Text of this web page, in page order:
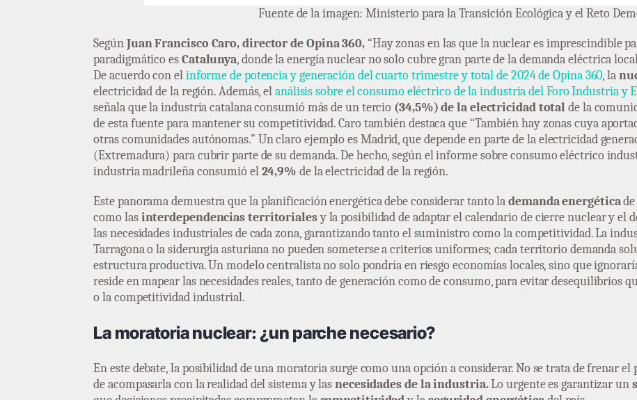
Fuente de la imagen: Ministerio para la Transición Ecológica y el Reto
SegúnJuan Francisco Caro, director de Opina 360, “Hay zonas en las que la nuclear es imprescindible
paradigmático esCatalunya, donde la energía nuclear no solo cubre gran parte de la demanda eléctrica
De acuerdo con elinforme de potencia y generación del cuarto trimestre y total de 2024 de Opina 360, la
electricidad de la región. Además, elanálisis sobre el consumo eléctrico de la industria del Foro Industria y
señala que la industria catalana consumió más de un tercio (34,5%) de la electricidad total de la
de esta fuente para mantener su competitividad. Caro también destaca que “También hay zonas cuya
otras comunidades autónomas.” Un claro ejemplo es Madrid, que depende en parte de la electricidad
(Extremadura) para cubrir parte de su demanda. De hecho, según el informe sobre consumo eléctrico
industria madrileña consumió el24,9% de la electricidad de la región.
Este panorama demuestra que la planificación energética debe considerar tanto lademanda energéticade
como lasinterdependencias territorialesy la posibilidad de adaptar el calendario de cierre nuclear y el
las necesidades industriales de cada zona, garantizando tanto el suministro como la competitividad. La
Tarragona o la siderurgia asturiana no pueden someterse a criterios uniformes; cada territorio demanda
estructura productiva. Un modelo centralista no solo pondría en riesgo economías locales, sino que
reside en mapear las necesidades reales, tanto de generación como de consumo, para evitar desequilibrios
o la competitividad industrial.
La moratoria nuclear: ¿un parche necesario?
En este debate, la posibilidad de una moratoria surge como una opción a considerar. No se trata de frenar el
de acompasarla con la realidad del sistema y lasnecesidades de la industria.Lo urgente es garantizar un